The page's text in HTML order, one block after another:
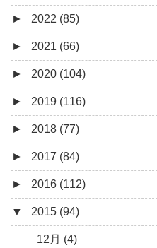
7月 (1)
5月 (2)
4月 (3)
3月 (1)
9月 (1)
8月 (1)
7月 (8)
6月 (5)
5月 (7)
4月 (9)
3月 (15)
2月 (6)
1月 (10)
► 2022 (85)
12月 (3)
10月 (1)
9月 (4)
8月 (5)
7月 (5)
6月 (8)
5月 (13)
4月 (12)
► 2021 (66)
12月 (4)
11月 (8)
10月 (1)
8月 (2)
7月 (4)
6月 (6)
5月 (5)
► 2020 (104)
12月 (7)
11月 (10)
10月 (8)
9月 (5)
8月 (9)
7月 (8)
► 2019 (116)
12月 (9)
11月 (11)
10月 (9)
9月 (16)
8月 (9)
► 2018 (77)
12月 (6)
11月 (4)
10月 (8)
9月 (12)
► 2017 (84)
12月 (5)
11月 (3)
10月 (5)
► 2016 (112)
12月 (5)
11月 (11)
▼ 2015 (94)
12月 (4)